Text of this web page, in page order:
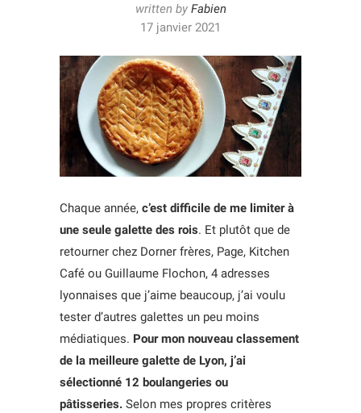
written by Fabien
17 janvier 2021
Chaque année, c’est difficile de me limiter à
une seule galette des rois. Et plutôt que de
retourner chez Dorner frères, Page, Kitchen
Café ou Guillaume Flochon, 4 adresses
lyonnaises que j’aime beaucoup, j’ai voulu
tester d’autres galettes un peu moins
médiatiques. Pour mon nouveau classement
de la meilleure galette de Lyon, j’ai
sélectionné 12 boulangeries ou
pâtisseries. Selon mes propres critères